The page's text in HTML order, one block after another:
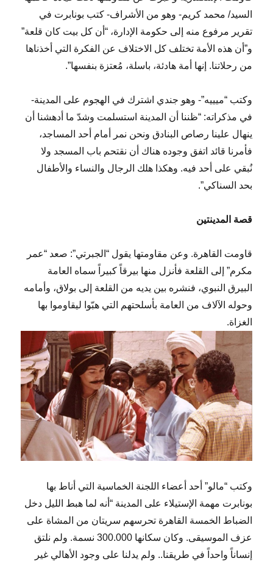
السيد/ محمد كريم- وهو من الأشراف- كتب بونابرت في
تقرير مرفوع منه إلى حكومة الإدارة، “أن كل بيت كان قلعة”
و”أن هذه الأمة تختلف كل الاختلاف عن الفكرة التي أخذناها
من رحلاتنا. إنها أمة هادئة، باسلة، مُعتزة بنفسها”.
وكتب “ميييه”- وهو جندي اشترك في الهجوم على المدينة-
في مذكراته: “ظننا أن المدينة استسلمت وشدّ ما أدهشنا أن
ينهال علينا رصاص البنادق ونحن نمر أمام أحد المساجد،
فأمرنا قائد اتفق وجوده هناك أن نقتحم باب المسجد ولا
نُبقي على أحد فيه. وهكذا هلك الرجال والنساء والأطفال
بحد السناكي”.
قصة المدينتين
قاومت القاهرة. وعن مقاومتها يقول “الجبرتي”: صعد “عمر
مكرم” إلى القلعة فأنزل منها بيرقاً كبيراً سماه العامة
البيرق النبوي، فنشره بين يديه من القلعة إلى بولاق، وأمامه
وحوله الآلاف من العامة بأسلحتهم التي هبّوا ليقاوموا بها
الغزاة.
وكتب “مالو” أحد أعضاء اللجنة الخماسية التي أناط بها
بونابرت مهمة الإستيلاء على المدينة “أنه لما هبط الليل دخل
الضباط الخمسة القاهرة تحرسهم سريتان من المشاة على
عزف الموسيقى. وكان سكانها 300.000 نسمة. ولم نلتق
إنساناً واحداً في طريقنا.. ولم يدلنا على وجود الأهالي غير